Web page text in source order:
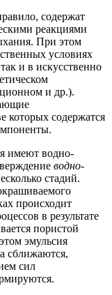
содержат
реакциями
При этом
условиях
и в искусственно
и др.).
которых содержатся
имеют водно-
водно-
стадий.
происходит
в результате
пористой
эмульсия
сближаются,
сил